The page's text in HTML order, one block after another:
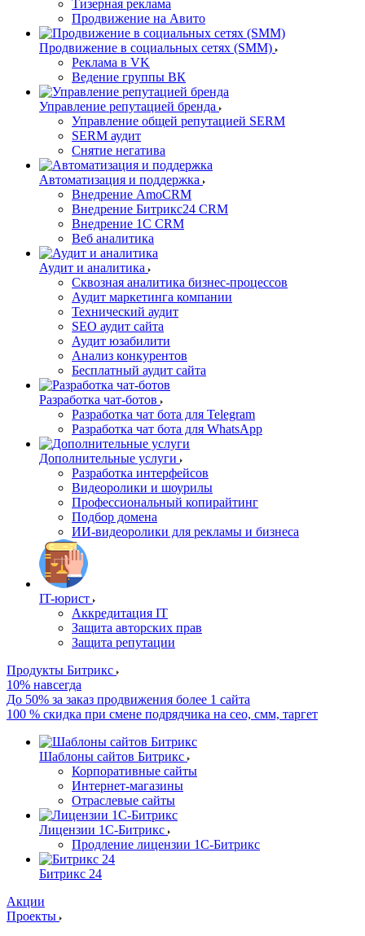
Тизерная реклама
Продвижение на Авито
Продвижение в социальных сетях (SMM)
Реклама в VK
Ведение группы ВК
Управление репутацией бренда
Управление общей репутацией SERM
SERM аудит
Снятие негатива
Автоматизация и поддержка
Внедрение AmoCRM
Внедрение Битрикс24 CRM
Внедрение 1C CRM
Веб аналитика
Аудит и аналитика
Сквозная аналитика бизнес-процессов
Аудит маркетинга компании
Технический аудит
SEO аудит сайта
Аудит юзабилити
Анализ конкурентов
Бесплатный аудит сайта
Разработка чат-ботов
Разработка чат бота для Telegram
Разработка чат бота для WhatsApp
Дополнительные услуги
Разработка интерфейсов
Видеоролики и шоурилы
Профессиональный копирайтинг
Подбор домена
ИИ-видеоролики для рекламы и бизнеса
IT-юрист
Аккредитация IT
Защита авторских прав
Защита репутации
Продукты Битрикс
10% навсегда
До 50% за заказ продвижения более 1 сайта
100 % скидка при смене подрядчика на сео, смм, таргет
Шаблоны сайтов Битрикс
Корпоративные сайты
Интернет-магазины
Отраслевые сайты
Лицензии 1С-Битрикс
Продление лицензии 1С-Битрикс
Битрикс 24
Акции
Проекты